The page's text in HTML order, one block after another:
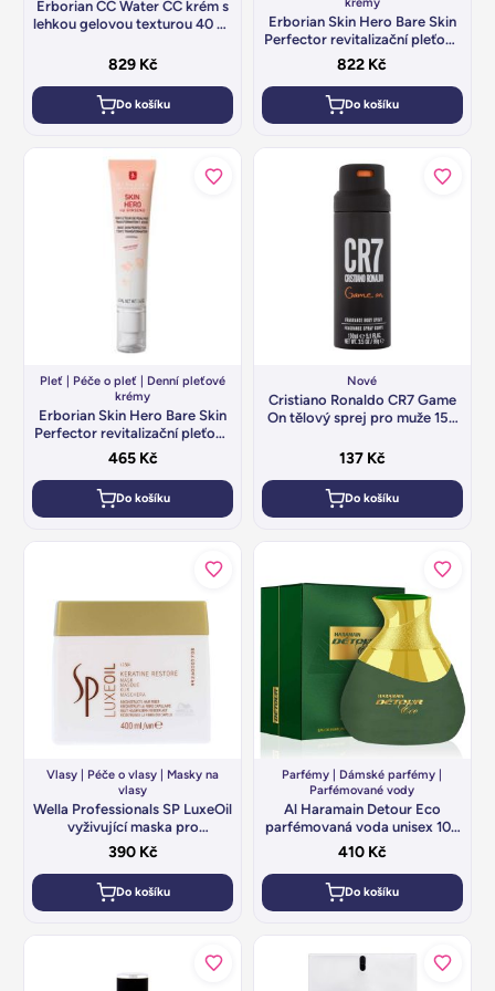
Erborian CC Water CC krém s
lehkou gelovou texturou 40 ml
829 Kč
Do košíku
krémy
Erborian Skin Hero Bare Skin
Perfector revitalizační pleťová
emulze 40 ml
822 Kč
Do košíku
Pleť | Péče o pleť | Denní pleťové
krémy
Erborian Skin Hero Bare Skin
Perfector revitalizační pleťová
emulze 15 ml
465 Kč
Do košíku
Nové
Cristiano Ronaldo CR7 Game
On tělový sprej pro muže 150
137 Kč
Do košíku
Vlasy | Péče o vlasy | Masky na
vlasy
Wella Professionals SP LuxeOil
vyživující maska pro
poškozené vlasy 400 ml
390 Kč
Do košíku
Parfémy | Dámské parfémy |
Parfémované vody
Al Haramain Detour Eco
parfémovaná voda unisex 100
ml
410 Kč
Do košíku